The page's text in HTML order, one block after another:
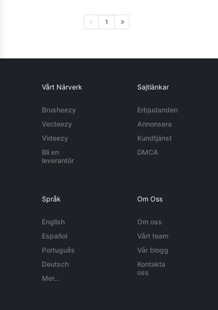
1
Vårt Närverk
Brusheezy
Vecteezy
Videezy
Bli en
leverantör
Sajtlänkar
Erbjudanden
Annonsera
Kundtjänst
DMCA
Språk
English
Español
Português
Deutsch
Mer...
Om Oss
Om oss
Vårt team
Vår blogg
Kontakta
oss